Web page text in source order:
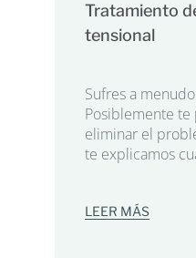
Tratamiento
tensional
Sufres a
Posiblemente te
eliminar el
te explicamos
LEER MÁS